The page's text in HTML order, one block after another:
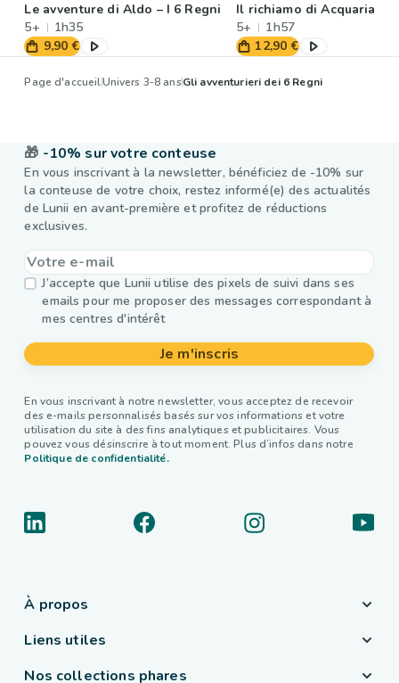
Le avventure di Aldo – I 6 Regni
5+
1h35
9,90 €
Il richiamo di Acquaria
5+
1h57
12,90 €
Page d'accueilUnivers 3-8 ansGli avventurieri dei 6 Regni
🎁 -10% sur votre conteuse
En vous inscrivant à la newsletter, bénéficiez de -10% sur
la conteuse de votre choix, restez informé(e) des actualités
de Lunii en avant-première et profitez de réductions
exclusives.
J’accepte que Lunii utilise des pixels de suivi dans ses
emails pour me proposer des messages correspondant à
mes centres d'intérêt
Je m'inscris
En vous inscrivant à notre newsletter, vous acceptez de recevoir
des e-mails personnalisés basés sur vos informations et votre
utilisation du site à des fins analytiques et publicitaires. Vous
pouvez vous désinscrire à tout moment. Plus d’infos dans notre
Politique de confidentialité.
À propos
Liens utiles
Nos collections phares